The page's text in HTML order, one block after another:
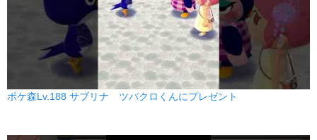
ポケ森Lv.188 サブリナ ツバクロくんにプレゼント